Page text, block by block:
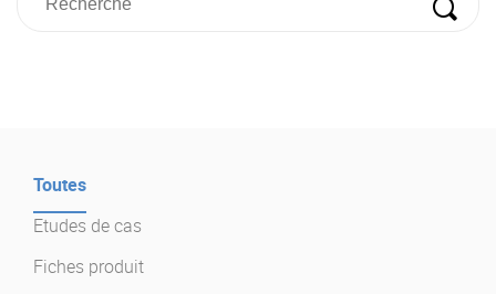
Mobile
Toutes
Etudes de cas
Fiches produit